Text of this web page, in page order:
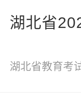
湖北省
湖北省教育考